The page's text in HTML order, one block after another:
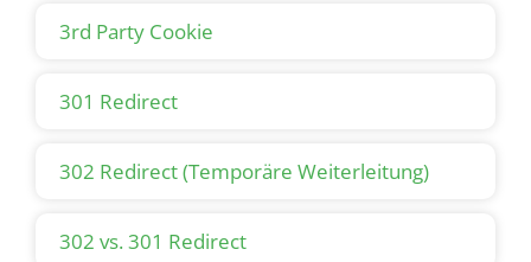
beiträgt, das
erstellten Inhalte zu verbessern. Als
für langfristiges SEO-Wachstum wichtig
technisch sauber und auf dem neuesten
Eigenschaften optimiert sein müssen und
3rd Party Cookie
301 Redirect
302 Redirect (Temporäre Weiterleitung)
302 vs. 301 Redirect